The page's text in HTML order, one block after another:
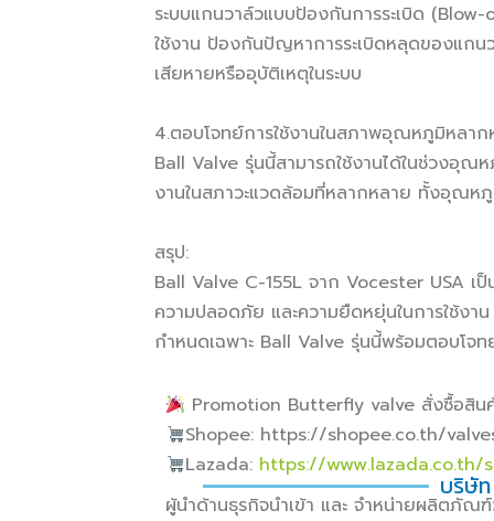
ระบบแกนวาล์วแบบป้องกันการระเบิด
ใช้งาน ป้องกันปัญหาการระเบิดหลุดของแกน
เสียหายหรืออุบัติเหตุในระบบ
4.ตอบโจทย์การใช้งานในสภาพอุณหภูมิหลาก
Ball Valve รุ่นนี้สามารถใช้งานได้ในช่วงอุ
งานในสภาวะแวดล้อมที่หลากหลาย ทั้งอุณห
สรุป:
Ball Valve C-155L จาก Vocester USA
ความปลอดภัย และความยืดหยุ่นในการใช้งา
กำหนดเฉพาะ Ball Valve รุ่นนี้พร้อมตอบโจ
Promotion Butterfly valve สั่งซื้อสิน
Shopee: https://shopee.co.th/
Lazada: https://www.lazada.co.th/
บริษั
ผู้นำด้านธุรกิจนำเข้า และ จำหน่ายผลิตภัณ